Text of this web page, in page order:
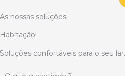
As nossas soluções
Habitação
Soluções confortáveis para o seu lar.